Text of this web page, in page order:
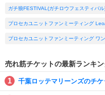
ガチ狼FESTIVAL(ガチロウフェスティバル
プロセカユニットファンミーティング
プロセカユニットファンミーティング ワ
売れ筋チケットの最新ランキ
千葉ロッテマリーンズのチケ